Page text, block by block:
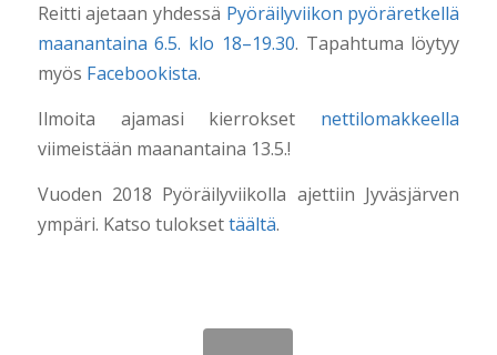
Reitti ajetaan yhdessä Pyöräilyviikon pyöräretkellä
maanantaina 6.5. klo 18–19.30. Tapahtuma löytyy
myös Facebookista.
Ilmoita ajamasi kierrokset nettilomakkeella
viimeistään maanantaina 13.5.!
Vuoden 2018 Pyöräilyviikolla ajettiin Jyväsjärven
ympäri. Katso tuloksettäältä.